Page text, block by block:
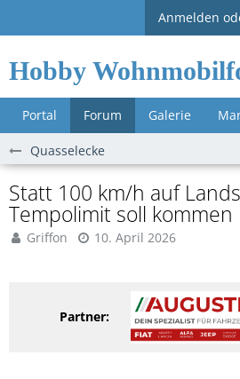
Anmelden
Hobby
Portal Forum Galerie
Quasselecke
Statt 100 km/h auf
Tempolimit soll kommen
Griffon 10. April 2026
Partner: